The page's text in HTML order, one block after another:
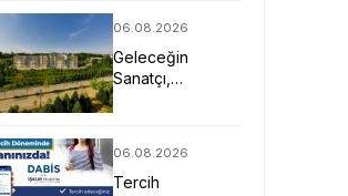
Yetişiyor
06.08.2026
Geleceğin
Sanatçı,
Fırsatı
06.08.2026
Tercih